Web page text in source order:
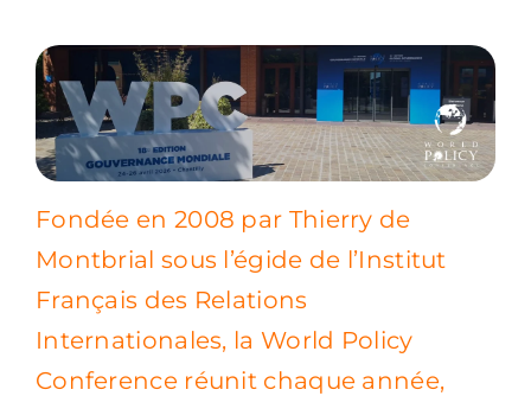
Fondée en 2008 par Thierry de
Montbrial sous l’égide de l’Institut
Français des Relations
Internationales, la World Policy
Conference réunit chaque année,